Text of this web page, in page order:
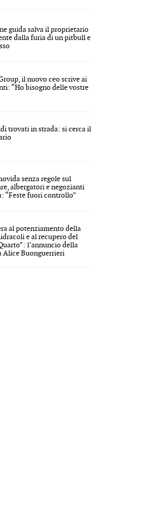
guida salva il proprietario
dalla furia di un pitbull e
il nuovo ceo scrive ai
“Ho bisogno delle vostre
trovati in strada: si cerca il
senza regole sul
albergatori e negozianti
“Feste fuori controllo”
al potenziamento della
e al recupero del
l’annuncio della
Alice Buonguerrieri